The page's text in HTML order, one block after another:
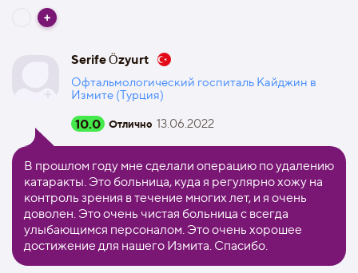
Serife Özyurt
Офтальмологический госпиталь Кайджин в
Измите (Турция)
10.0 Отлично 13.06.2022
В прошлом году мне сделали операцию по удалению
катаракты. Это больница, куда я регулярно хожу на
контроль зрения в течение многих лет, и я очень
доволен. Это очень чистая больница с всегда
улыбающимся персоналом. Это очень хорошее
достижение для нашего Измита. Спасибо.